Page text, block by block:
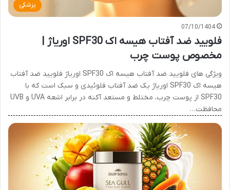
پزشکی
07/10/1404
فلویید ضد آفتاب هیسه اک SPF30 اوریاژ |
مخصوص پوست چرب
ویژگی های فلویید ضد آفتاب هیسه اک SPF30 اوریاژ فلویید ضد آفتاب
هیسه اک SPF30 اوریاژ یک ضد آفتاب فلوئیدی و سبک است که با
SPF30 از پوست چرب، مختلط و مستعد آکنه در برابر اشعه UVA و UVB
محافظت…